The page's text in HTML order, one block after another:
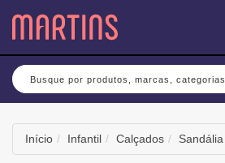
Busca
Início Infantil Calçados Sandália